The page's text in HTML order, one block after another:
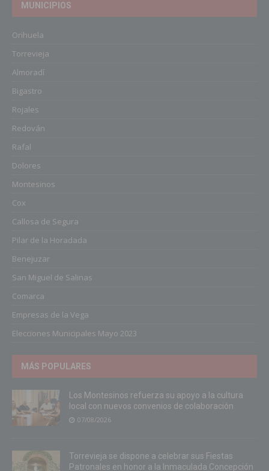
MUNICIPIOS
Orihuela
Torrevieja
Almoradí
Bigastro
Rojales
Redován
Rafal
Dolores
Montesinos
Cox
Callosa de Segura
Pilar de la Horadada
Benejuzar
San Miguel de Salinas
Comarca
Empresas de la Vega
Elecciones Municipales Mayo 2023
MÁS POPULARES
Los Montesinos refuerza su apoyo a la cultura
local con nuevos convenios de colaboración
07/08/2026
Torrevieja se dispone a celebrar sus Fiestas
Patronales en honor a la Inmaculada Concepción